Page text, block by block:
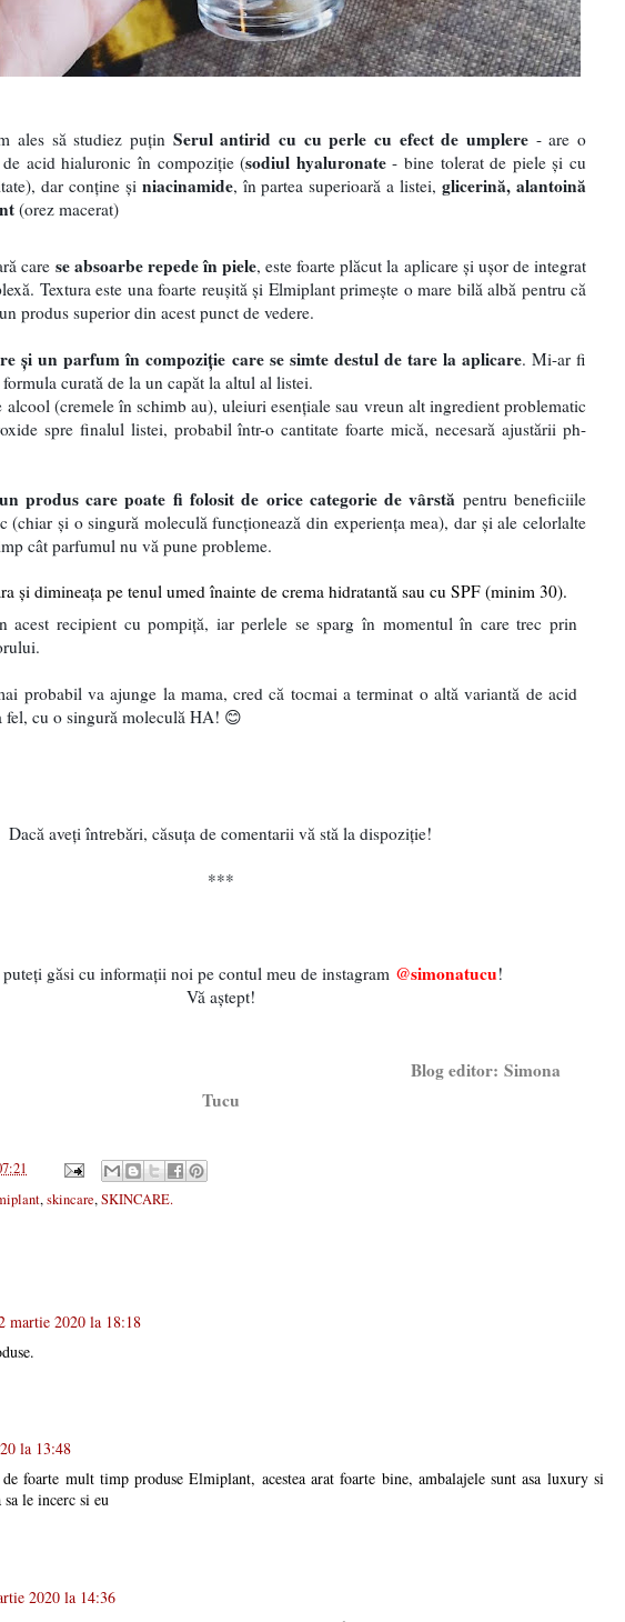
ales să studiez puțin Serul antirid cu cu perle cu efect de umplere - are o
acid hialuronic în compoziție (sodiul hyaluronate- bine tolerat de piele și cu
dar conține și niacinamide, în partea superioară a listei,glicerină, alantoină
(orez macerat)
care se absoarbe repede în piele, este foarte plăcut la aplicare și ușor de integrat
Textura este una foarte reușită și Elmiplant primește o mare bilă albă pentru că
produs superior din acest punct de vedere.
și un parfum în compoziție care se simte destul de tare la aplicare. Mi-ar fi
formula curată de la un capăt la altul al listei.
alcool (cremele în schimb au), uleiuri esențiale sau vreun alt ingredient problematic
spre finalul listei, probabil într-o cantitate foarte mică, necesară ajustării ph-
produs care poate fi folosit de orice categorie de vârstă pentru beneficiile
(chiar și o singură moleculă funcționează din experiența mea), dar și ale celorlalte
cât parfumul nu vă pune probleme.
și dimineața pe tenul umed înainte de crema hidratantă sau cu SPF (minim 30).
acest recipient cu pompiță, iar perlele se sparg în momentul în care trec prin
probabil va ajunge la mama, cred că tocmai a terminat o altă variantă de acid
fel, cu o singură moleculă HA! 😊
Dacă aveți întrebări, căsuța de comentarii vă stă la dispoziție!
***
găsi cu informații noi pe contul meu de instagram @simonatucu!
Vă aștept!
editor: Simona
Tucu
,skincare,SKINCARE.
martie 2020 la 18:18
la 13:48
foarte mult timp produse Elmiplant, acestea arat foarte bine, ambalajele sunt asa luxury si
sa le incerc si eu
2020 la 14:36